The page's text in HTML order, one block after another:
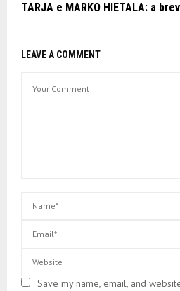
TARJA e MARKO HIETALA: a
LEAVE A COMMENT
Save my name, email, and